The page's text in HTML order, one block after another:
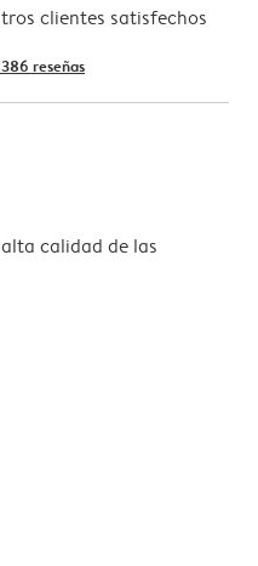
clientes satisfechos
reseñas
calidad de las